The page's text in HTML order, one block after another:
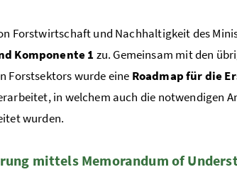
Forstwirtschaft und Nachhaltigkeit des
Komponente 1 zu. Gemeinsam mit den
Forstsektors wurde eine Roadmap für die
in welchem auch die notwendigen
wurden.
mittels Memorandum of